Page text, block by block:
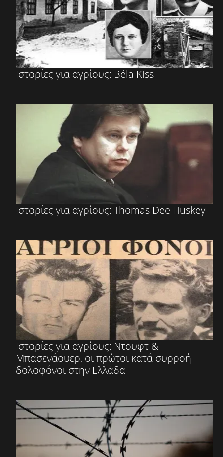
Ιστορίες για αγρίους: Béla Kiss
Ιστορίες για αγρίους: Thomas Dee Huskey
Ιστορίες για αγρίους: Ντουφτ &
Μπασενάουερ, οι πρώτοι κατά συρροή
δολοφόνοι στην Ελλάδα